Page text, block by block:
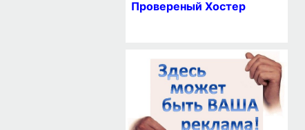
Провереный Хостер